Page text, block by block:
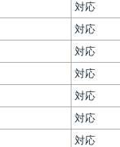
対応
対応
対応
対応
対応
対応
対応